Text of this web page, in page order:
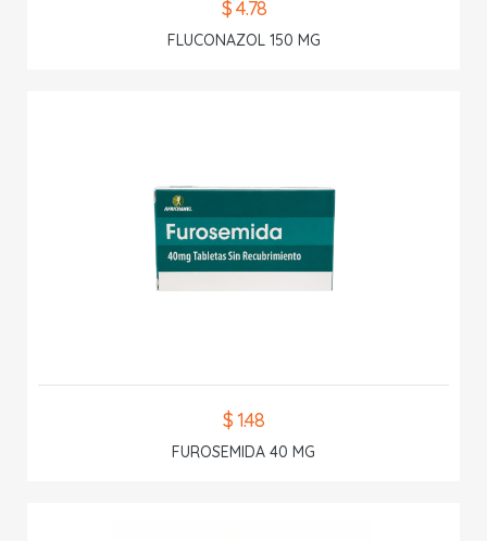
$ 4.78
FLUCONAZOL 150 MG
$ 1.48
FUROSEMIDA 40 MG